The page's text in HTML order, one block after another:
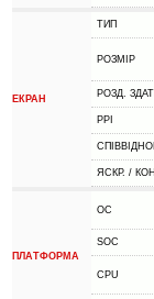
ЕКРАН
ТИП
РОЗМІР
РОЗД.
PPI
ЯСКР. /
ПЛАТФОРМА
ОС
SOC
CPU